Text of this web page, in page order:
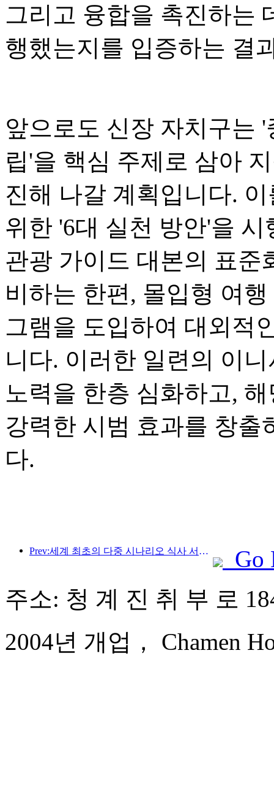
그리고 융합을 촉진하는
행했는지를 입증하는 결
앞으로도 신장 자치구는
립'을 핵심 주제로 삼아
진해 나갈 계획입니다.
위한 '6대 실천 방안'을
관광 가이드 대본의 표준
비하는 한편, 몰입형 여
그램을 도입하여 대외적
니다. 이러한 일련의 이
노력을 한층 심화하고,
강력한 시범 효과를 창출
다.
Prev:세계 최초의 다중 시나리오 식사 서비스 특화 휴머노이드 로봇 공개
Go
주소: 청 계 진 취 부 로
2004년 개업， Chamen